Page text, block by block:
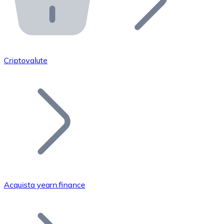
API Bitnovo
Integra la nostra API nel tuo ecosistema.
Unisciti alla nostra rete di rivenditori e
Aggiungi il token del tuo progetto al nostro servizio di
Bitcoin
Criptovalute
Acquista yearn.finance